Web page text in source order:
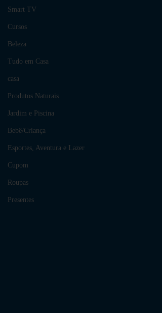
Smart TV
Cursos
Beleza
Tudo em Casa
casa
Produtos Naturais
Jardim e Piscina
Bebê/Criança
Esportes, Aventura e Lazer
Cupom
Roupas
Presentes